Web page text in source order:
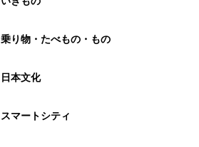
乗り物・たべもの・もの
日本文化
スマートシティ